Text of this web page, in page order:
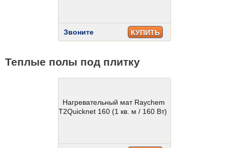
Звоните КУПИТЬ
Теплые полы под плитку
Нагревательный мат Raychem
T2Quicknet 160 (1 кв. м / 160 Вт)